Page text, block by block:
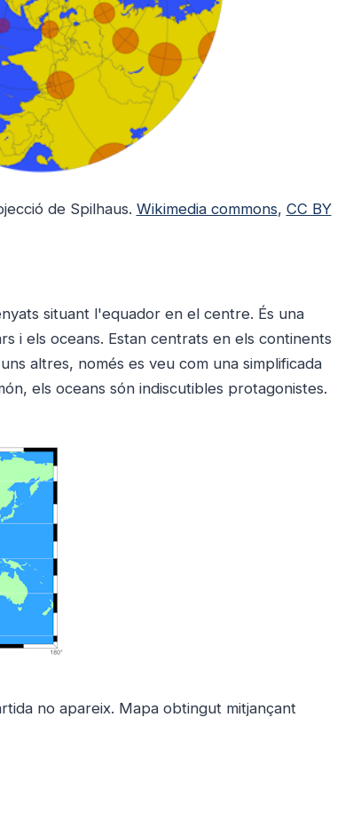
de Spilhaus. Wikimedia commons, CC BY
situant l'equador en el centre. És una
i els oceans. Estan centrats en els continents
altres, només es veu com una simplificada
els oceans són indiscutibles protagonistes.
no apareix. Mapa obtingut mitjançant